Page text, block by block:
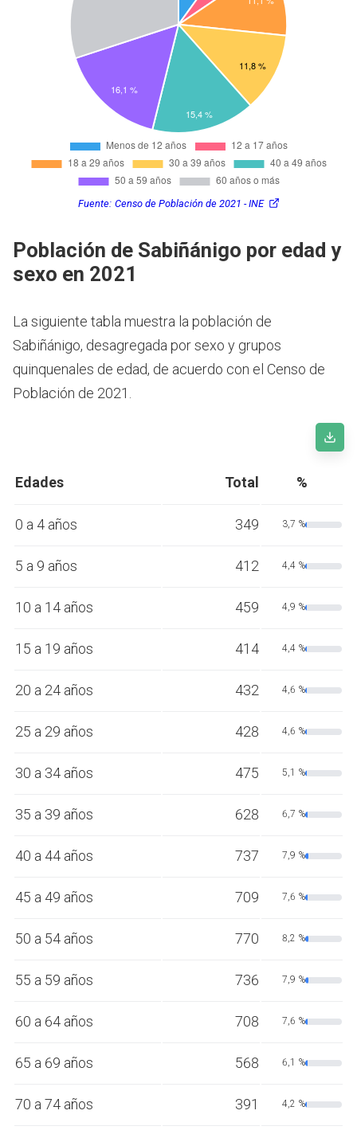
Fuente: Censo de Población de 2021 - INE
Población de Sabiñánigo por edad y
sexo en 2021
La siguiente tabla muestra la población de
Sabiñánigo, desagregada por sexo y grupos
quinquenales de edad, de acuerdo con el Censo de
Población de 2021.
Edades Total %
0 a 4 años 349 3,7 %
5 a 9 años 412 4,4 %
10 a 14 años 459 4,9 %
15 a 19 años 414 4,4 %
20 a 24 años 432 4,6 %
25 a 29 años 428 4,6 %
30 a 34 años 475 5,1 %
35 a 39 años 628 6,7 %
40 a 44 años 737 7,9 %
45 a 49 años 709 7,6 %
50 a 54 años 770 8,2 %
55 a 59 años 736 7,9 %
60 a 64 años 708 7,6 %
65 a 69 años 568 6,1 %
70 a 74 años 391 4,2 %